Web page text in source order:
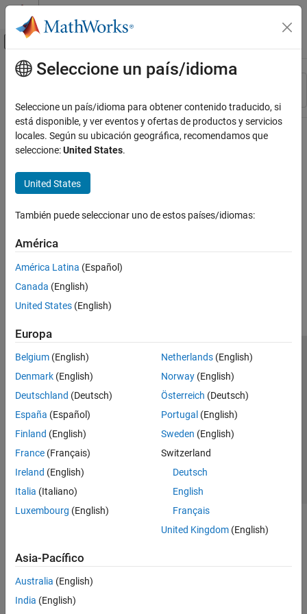
Saltar al contenido
Mostrar/ocultar menú de navegación
Recurso
Contenido principal
Seleccione un país/idioma
Seleccione un país/idioma para obtener contenido traducido, si
está disponible, y ver eventos y ofertas de productos y servicios
locales. Según su ubicación geográfica, recomendamos que
seleccione:United States.
United States
También puede seleccionar uno de estos países/idiomas:
América
América Latina (Español)
Canada (English)
United States (English)
Europa
Belgium (English)
Denmark (English)
Deutschland (Deutsch)
España (Español)
Finland (English)
France (Français)
Ireland (English)
Italia (Italiano)
Luxembourg (English)
Netherlands(English)
Norway(English)
Österreich (Deutsch)
Portugal (English)
Sweden (English)
Switzerland
Deutsch
English
Français
United Kingdom(English)
Asia-Pacífico
Australia (English)
India (English)
Centro de confianza
Marcas comerciales
Política de privacidad
Antipiratería
Estado de las aplicaciones
Información de contacto
© 1994-2026 The MathWorks, Inc.